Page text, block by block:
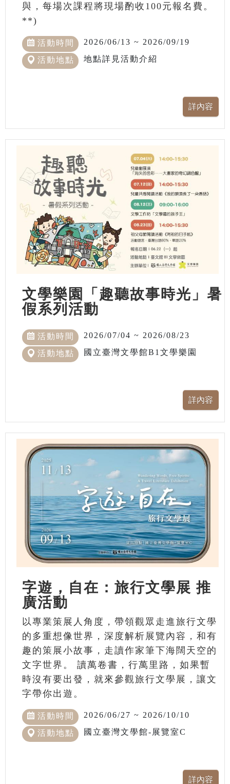
與，每場次課程將現場酌收100元報名費。
**)
活動時間 2026/06/13 ~ 2026/09/19
活動地點 地點詳見活動介紹
文學樂園「趣聽故事時光」暑
假系列活動
活動時間 2026/07/04 ~ 2026/08/23
活動地點 國立臺灣文學館B1文學樂園
字遊，自在：旅行文學展 推
廣活動
以專業策展人角度，帶領觀眾走進旅行文學
的多重想像世界，深度解析展覽內容，和有
趣的策展小故事，走讀作家筆下海闊天空的
文字世界。 讀萬卷書，行萬里路，如果暫
時沒有要出發，就來參觀旅行文學展，讓文
字帶你出遊。
活動時間 2026/06/27 ~ 2026/10/10
活動地點 國立臺灣文學館-展覽室C